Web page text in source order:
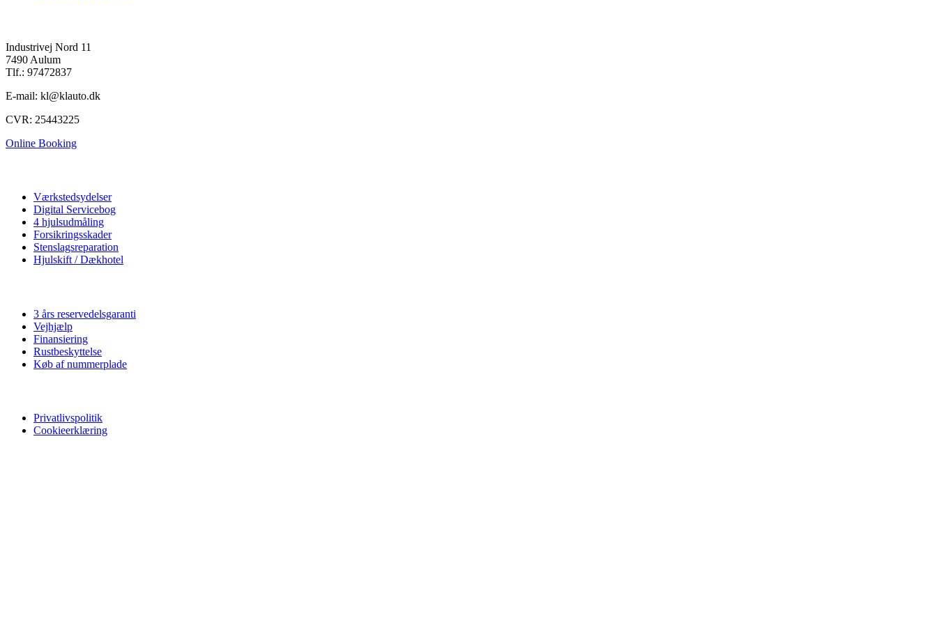
Industrivej Nord 11
7490 Aulum
Tlf.: 97472837
E-mail: kl@klauto.dk
CVR: 25443225
Online Booking
Værkstedsydelser
Digital Servicebog
4 hjulsudmåling
Forsikringsskader
Stenslagsreparation
Hjulskift / Dækhotel
3 års reservedelsgaranti
Vejhjælp
Finansiering
Rustbeskyttelse
Køb af nummerplade
Privatlivspolitik
Cookieerklæring